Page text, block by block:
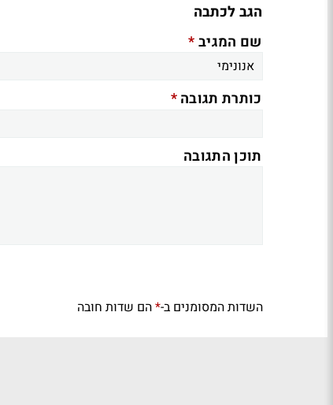
הגב לכתבה
שם המגיב*
כותרת תגובה*
תוכן התגובה
השדות המסומנים ב-*הם שדות חובה